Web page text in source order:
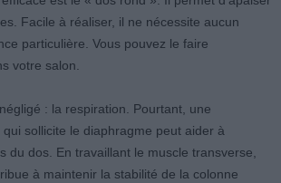
Facile à réaliser, il ne nécessite aucun
particulière. Vous pouvez le faire
votre salon.
: la respiration. Pourtant, une
sollicite le diaphragme peut aider à
du dos. En travaillant le muscle transverse,
à maintenir la stabilité de la colonne